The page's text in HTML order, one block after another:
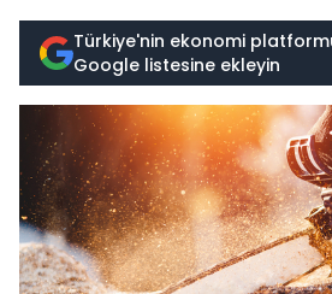
Türkiye'nin ekonomi
Google listesine ekleyin